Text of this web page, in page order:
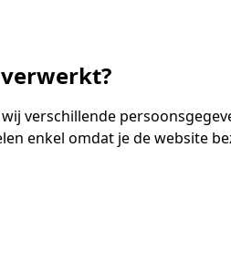
verschillende
enkel omdat je de website